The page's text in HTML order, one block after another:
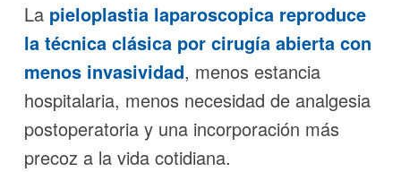
La pieloplastia laparoscopica reproduce
la técnica clásica por cirugía abierta con
menos invasividad, menos estancia
hospitalaria, menos necesidad de analgesia
postoperatoria y una incorporación más
precoz a la vida cotidiana.